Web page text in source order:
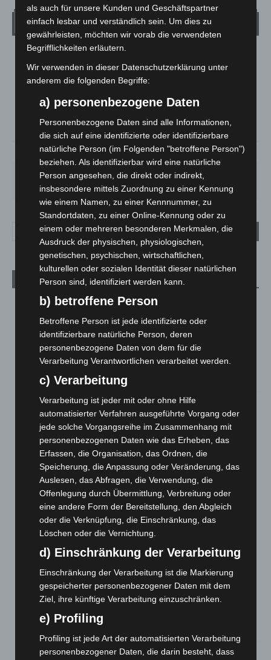
Wetter
27.1°C
°
36% 1.8m/s 36%
SO.
33°
MO.
27 °
DI.
24°
MI.
27° 31
Aktuelle Beiträge
Kunst trifft Weingenuss: Barbara-Susann Mehring zeigt ihre
A2: Zweite Turbobaustelle startet zwischen Hannover-West
und Bothfeld
8. August 2026
Niedersachsen: Feuerwehrkräfte kehren nach
Waldbrandeinsatz aus Spanien zurück
7. August 2026
Hannover: Erste Tigermücken-Population in Niedersachsen
entdeckt
7. August 2026
Brand im „Haus der Begegnung“ in Neuwarmbüchen schnell
eingedämmt
6. August 2026
Region Hannover: 21 neue Notfallsanitäter starten beim
Mann läuft mit Hockeyschläger über A7 – Polizei sucht
Zeugen
Celle: Mensch stirbt bei Bagger-Unfall auf Baustelle
als auch für unsere Kunden und Geschäftspartner
einfach lesbar und verständlich sein. Um dies zu
gewährleisten, möchten wir vorab die verwendeten
Begrifflichkeiten erläutern.
Wir verwenden in dieser Datenschutzerklärung unter
anderem die folgenden Begriffe:
a) personenbezogene Daten
Personenbezogene Daten sind alle Informationen,
die sich auf eine identifizierte oder identifizierbare
natürliche Person (im Folgenden "betroffene Person")
beziehen. Als identifizierbar wird eine natürliche
Person angesehen, die direkt oder indirekt,
insbesondere mittels Zuordnung zu einer Kennung
wie einem Namen, zu einer Kennnummer, zu
Standortdaten, zu einer Online-Kennung oder zu
einem oder mehreren besonderen Merkmalen, die
Ausdruck der physischen, physiologischen,
genetischen, psychischen, wirtschaftlichen,
kulturellen oder sozialen Identität dieser natürlichen
Person sind, identifiziert werden kann.
b) betroffene Person
Betroffene Person ist jede identifizierte oder
identifizierbare natürliche Person, deren
personenbezogene Daten von dem für die
Verarbeitung Verantwortlichen verarbeitet werden.
c) Verarbeitung
Verarbeitung ist jeder mit oder ohne Hilfe
automatisierter Verfahren ausgeführte Vorgang oder
jede solche Vorgangsreihe im Zusammenhang mit
personenbezogenen Daten wie das Erheben, das
Erfassen, die Organisation, das Ordnen, die
Speicherung, die Anpassung oder Veränderung, das
Auslesen, das Abfragen, die Verwendung, die
Offenlegung durch Übermittlung, Verbreitung oder
eine andere Form der Bereitstellung, den Abgleich
oder die Verknüpfung, die Einschränkung, das
Löschen oder die Vernichtung.
d) Einschränkung der Verarbeitung
Einschränkung der Verarbeitung ist die Markierung
gespeicherter personenbezogener Daten mit dem
Ziel, ihre künftige Verarbeitung einzuschränken.
e) Profiling
Profiling ist jede Art der automatisierten Verarbeitung
personenbezogener Daten, die darin besteht, dass